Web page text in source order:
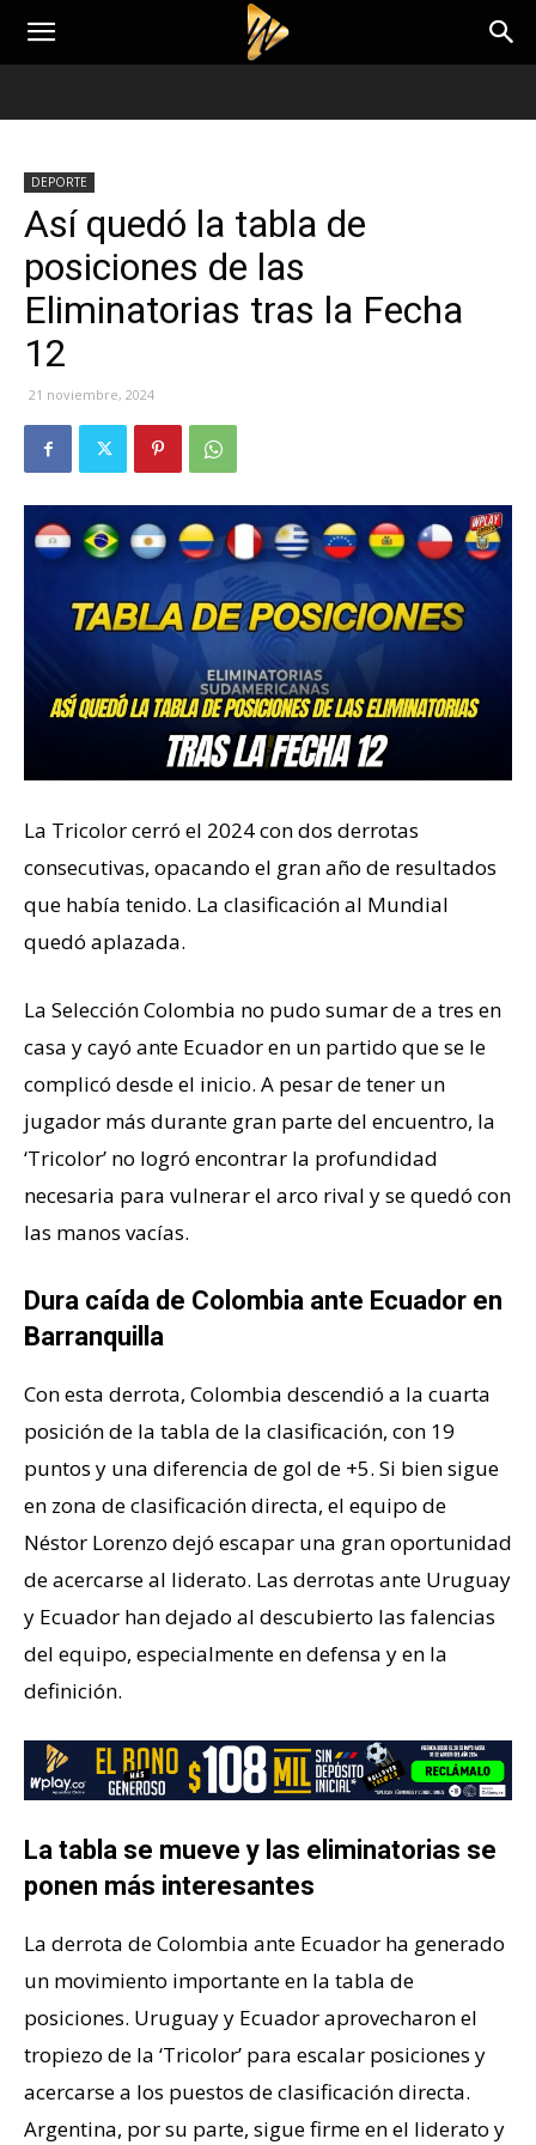
DEPORTE
Así quedó la tabla de
posiciones de las
Eliminatorias tras la Fecha
12
21 noviembre, 2024
La Tricolor cerró el 2024 con dos derrotas
consecutivas, opacando el gran año de resultados
que había tenido. La clasificación al Mundial
quedó aplazada.
La Selección Colombia no pudo sumar de a tres en
casa y cayó ante Ecuador en un partido que se le
complicó desde el inicio. A pesar de tener un
jugador más durante gran parte del encuentro, la
‘Tricolor’ no logró encontrar la profundidad
necesaria para vulnerar el arco rival y se quedó con
las manos vacías.
Dura caída de Colombia ante Ecuador en
Barranquilla
Con esta derrota, Colombia descendió a la cuarta
posición de la tabla de la clasificación, con 19
puntos y una diferencia de gol de +5. Si bien sigue
en zona de clasificación directa, el equipo de
Néstor Lorenzo dejó escapar una gran oportunidad
de acercarse al liderato. Las derrotas ante Uruguay
y Ecuador han dejado al descubierto las falencias
del equipo, especialmente en defensa y en la
definición.
La tabla se mueve y las eliminatorias se
ponen más interesantes
La derrota de Colombia ante Ecuador ha generado
un movimiento importante en la tabla de
posiciones. Uruguay y Ecuador aprovecharon el
tropiezo de la ‘Tricolor’ para escalar posiciones y
acercarse a los puestos de clasificación directa.
Argentina, por su parte, sigue firme en el liderato y